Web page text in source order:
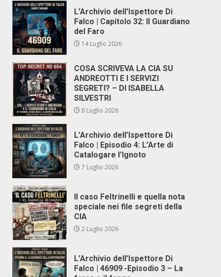
L’Archivio dell’Ispettore Di
Falco | Capitolo 32: Il Guardiano
del Faro
14 Luglio 2026
COSA SCRIVEVA LA CIA SU
ANDREOTTI E I SERVIZI
SEGRETI? – DI ISABELLA
SILVESTRI
8 Luglio 2026
L’Archivio dell’Ispettore Di
Falco | Episodio 4: L’Arte di
Catalogare l’Ignoto
7 Luglio 2026
Il caso Feltrinelli e quella nota
speciale nei file segreti della
CIA
2 Luglio 2026
L’Archivio dell’Ispettore Di
Falco | 46909 -Episodio 3 – La